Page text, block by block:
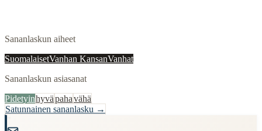
Sananlaskun aiheet
SuomalaisetVanhan KansanVanhat
Sananlaskun asiasanat
Pidetyinhyväpahavähä
Satunnainen sananlasku →